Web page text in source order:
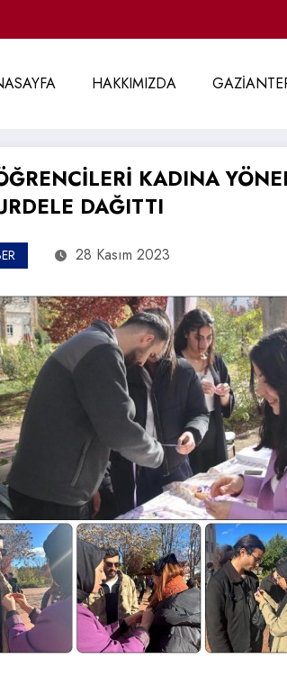
HAKKIMIZDA
KADINA
DAĞITTI
28 Kasım 2023